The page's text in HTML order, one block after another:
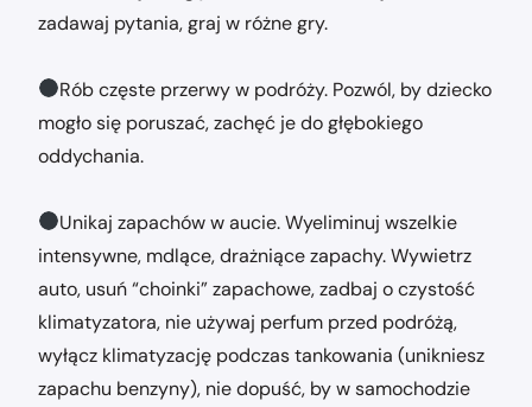
zadawaj pytania, graj w różne gry.
Rób częste przerwy w podróży. Pozwól, by dziecko
mogło się poruszać, zachęć je do głębokiego
oddychania.
Unikaj zapachów w aucie. Wyeliminuj wszelkie
intensywne, mdlące, drażniące zapachy. Wywietrz
auto, usuń “choinki” zapachowe, zadbaj o czystość
klimatyzatora, nie używaj perfum przed podróżą,
wyłącz klimatyzację podczas tankowania (unikniesz
zapachu benzyny), nie dopuść, by w samochodzie